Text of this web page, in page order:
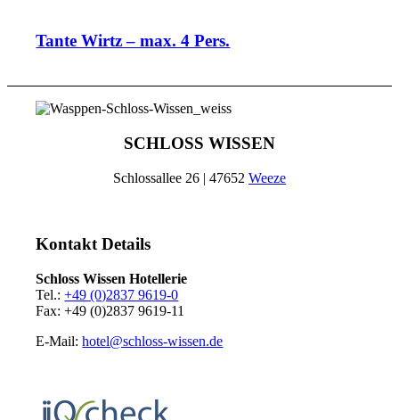
Tante Wirtz – max. 4 Pers.
SCHLOSS WISSEN
Schlossallee 26 | 47652 Weeze
Kontakt Details
Schloss Wissen Hotellerie
Tel.:+49 (0)2837 9619-0
Fax: +49 (0)2837 9619-11
E-Mail:hotel@schloss-wissen.de